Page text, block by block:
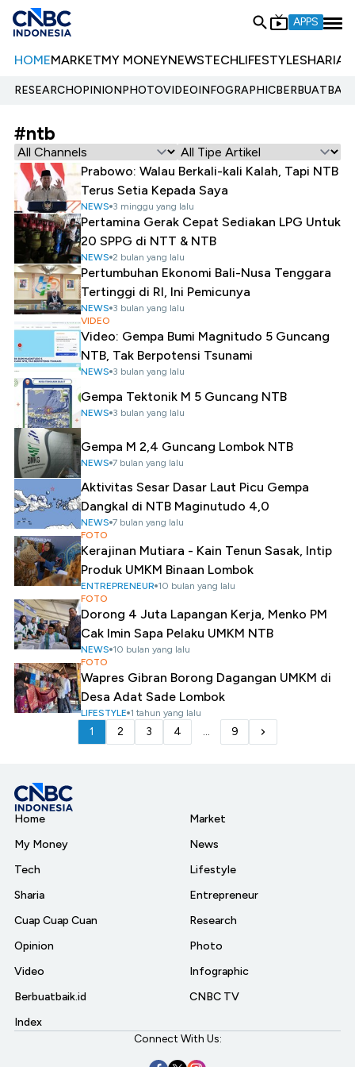
APPS
HOMEMARKETMY MONEYNEWSTECHLIFESTYLESHARIA
RESEARCHOPINIONPHOTOVIDEOINFOGRAPHIC
#ntb
Prabowo: Walau Berkali-kali Kalah, Tapi NTB
Terus Setia Kepada Saya
NEWS 3 minggu yang lalu
Pertamina Gerak Cepat Sediakan LPG Untuk
20 SPPG di NTT & NTB
NEWS 2 bulan yang lalu
Pertumbuhan Ekonomi Bali-Nusa Tenggara
Tertinggi di RI, Ini Pemicunya
NEWS 3 bulan yang lalu
VIDEO
Video: Gempa Bumi Magnitudo 5 Guncang
NTB, Tak Berpotensi Tsunami
NEWS 3 bulan yang lalu
Gempa Tektonik M 5 Guncang NTB
NEWS 3 bulan yang lalu
Gempa M 2,4 Guncang Lombok NTB
NEWS 7 bulan yang lalu
Aktivitas Sesar Dasar Laut Picu Gempa
Dangkal di NTB Maginutudo 4,0
NEWS 7 bulan yang lalu
FOTO
Kerajinan Mutiara - Kain Tenun Sasak, Intip
Produk UMKM Binaan Lombok
ENTREPRENEUR 10 bulan yang lalu
FOTO
Dorong 4 Juta Lapangan Kerja, Menko PM
Cak Imin Sapa Pelaku UMKM NTB
NEWS 10 bulan yang lalu
FOTO
Wapres Gibran Borong Dagangan UMKM di
Desa Adat Sade Lombok
LIFESTYLE 1 tahun yang lalu
1 2 3 4 ... 9
Home
My Money
Tech
Sharia
Cuap Cuap Cuan
Opinion
Video
Berbuatbaik.id
Index
Market
News
Lifestyle
Entrepreneur
Research
Photo
Infographic
CNBC TV
Connect With Us: